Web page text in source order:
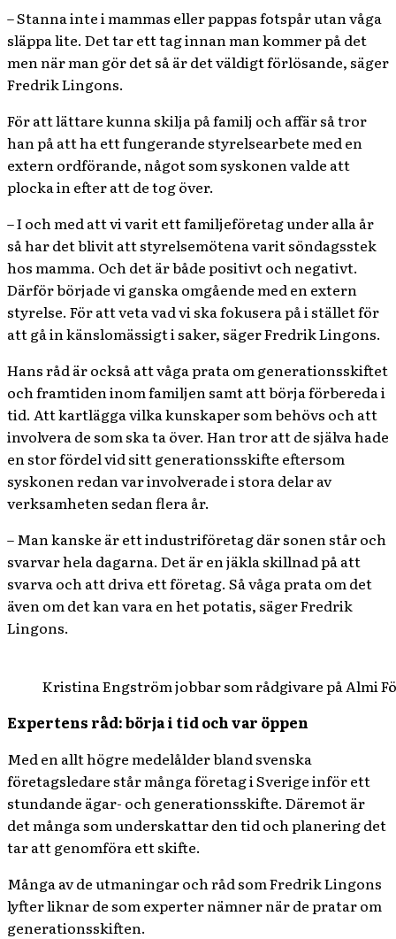
– Stanna inte i mammas eller pappas fotspår utan våga
släppa lite. Det tar ett tag innan man kommer på det
men när man gör det så är det väldigt förlösande, säger
Fredrik Lingons.
För att lättare kunna skilja på familj och affär så tror
han på att ha ett fungerande styrelsearbete med en
extern ordförande, något som syskonen valde att
plocka in efter att de tog över.
– I och med att vi varit ett familjeföretag under alla år
så har det blivit att styrelsemötena varit söndagsstek
hos mamma. Och det är både positivt och negativt.
Därför började vi ganska omgående med en extern
styrelse. För att veta vad vi ska fokusera på i stället för
att gå in känslomässigt i saker, säger Fredrik Lingons.
Hans råd är också att våga prata om generationsskiftet
och framtiden inom familjen samt att börja förbereda i
tid. Att kartlägga vilka kunskaper som behövs och att
involvera de som ska ta över. Han tror att de själva hade
en stor fördel vid sitt generationsskifte eftersom
syskonen redan var involverade i stora delar av
verksamheten sedan flera år.
– Man kanske är ett industriföretag där sonen står och
svarvar hela dagarna. Det är en jäkla skillnad på att
svarva och att driva ett företag. Så våga prata om det
även om det kan vara en het potatis, säger Fredrik
Lingons.
Kristina Engström jobbar som rådgivare på Almi
Expertens råd: börja i tid och var öppen
Med en allt högre medelålder bland svenska
företagsledare står många företag i Sverige inför ett
stundande ägar- och generationsskifte. Däremot är
det många som underskattar den tid och planering det
tar att genomföra ett skifte.
Många av de utmaningar och råd som Fredrik Lingons
lyfter liknar de som experter nämner när de pratar om
generationsskiften.